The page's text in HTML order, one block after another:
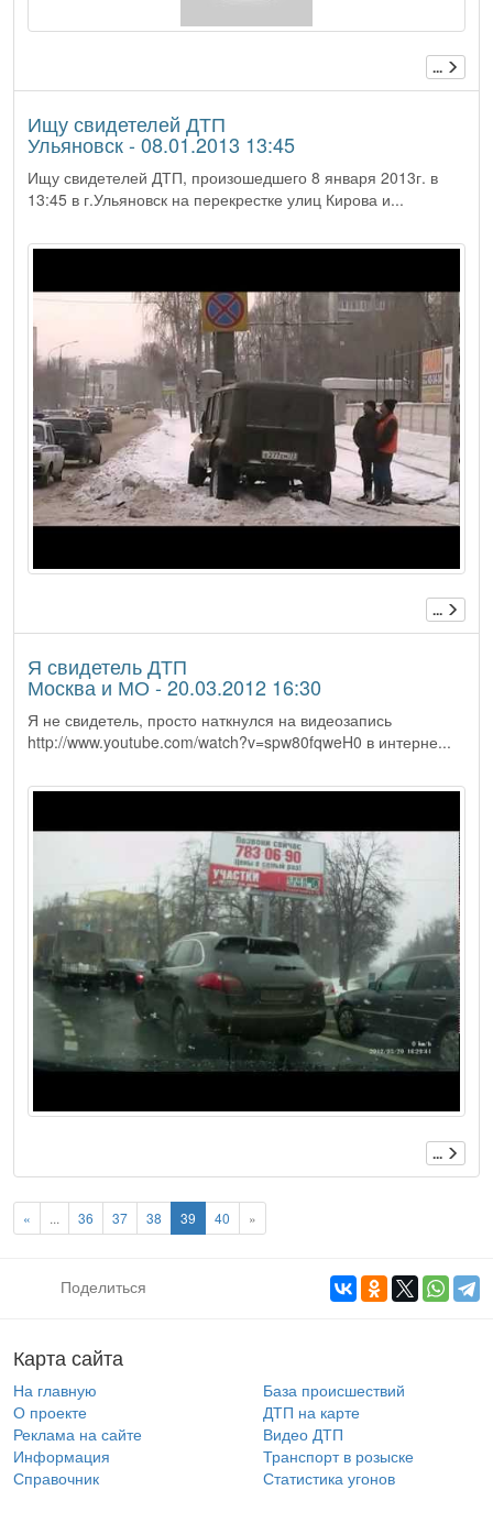
...
Ищу свидетелей ДТП
Ульяновск - 08.01.2013 13:45
Ищу свидетелей ДТП, произошедшего 8 января 2013г. в
13:45 в г.Ульяновск на перекрестке улиц Кирова и...
...
Я свидетель ДТП
Москва и МО - 20.03.2012 16:30
Я не свидетель, просто наткнулся на видеозапись
http://www.youtube.com/watch?v=spw80fqweH0 в интерне...
...
« ... 36 37 38 39 40 »
Поделиться
Карта сайта
На главную
О проекте
Реклама на сайте
Информация
Справочник
База происшествий
ДТП на карте
Видео ДТП
Транспорт в розыске
Статистика угонов